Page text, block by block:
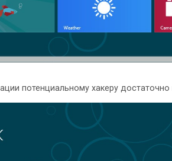
потенциальному хакеру